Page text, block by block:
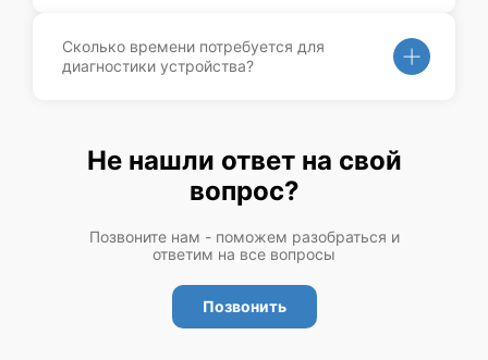
Сколько времени потребуется для
диагностики устройства?
Не нашли ответ на свой
вопрос?
Позвоните нам - поможем разобраться и
ответим на все вопросы
Позвонить